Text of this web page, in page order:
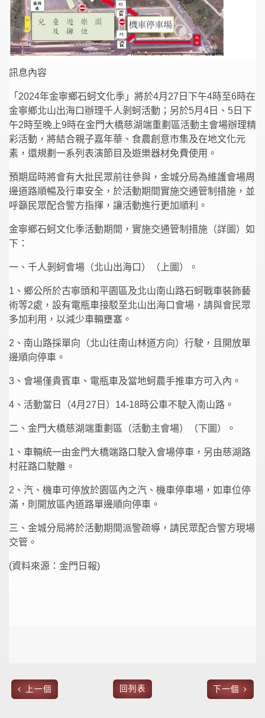
訊息內容
「2024年金寧鄉石蚵文化季」將於4月27日下午4時至6時在
金寧鄉北山出海口辦理千人剝蚵活動；另於5月4日、5日下
午2時至晚上9時在金門大橋慈湖端重劃區活動主會場辦理精
彩活動，將結合親子嘉年華、食農創意市集及在地文化元
素，還規劃一系列表演節目及遊樂器材免費使用。
預期屆時將會有大批民眾前往參與，金城分局為維護會場周
邊道路順暢及行車安全，於活動期間實施交通管制措施，並
呼籲民眾配合警方指揮，讓活動進行更加順利。
金寧鄉石蚵文化季活動期間，實施交通管制措施（詳圖）如
下：
一、千人剝蚵會場（北山出海口）（上圖）。
1、鄉公所於古寧頭和平園區及北山南山路石蚵戰車裝飾藝
術等2處，設有電瓶車接駁至北山出海口會場，請與會民眾
多加利用，以減少車輛壅塞。
2、南山路採單向（北山往南山林道方向）行駛，且開放單
邊順向停車。
3、會場僅貴賓車、電瓶車及當地蚵農手推車方可入內。
4、活動當日（4月27日）14-18時公車不駛入南山路。
二、金門大橋慈湖端重劃區（活動主會場）（下圖）。
1、車輛統一由金門大橋端路口駛入會場停車，另由慈湖路
村莊路口駛離。
2、汽、機車可停放於園區內之汽、機車停車場，如車位停
滿，則開放區內道路單邊順向停車。
三、金城分局將於活動期間派警疏導，請民眾配合警方現場
交管。
(資料來源：金門日報)
上一個 回列表 下一個